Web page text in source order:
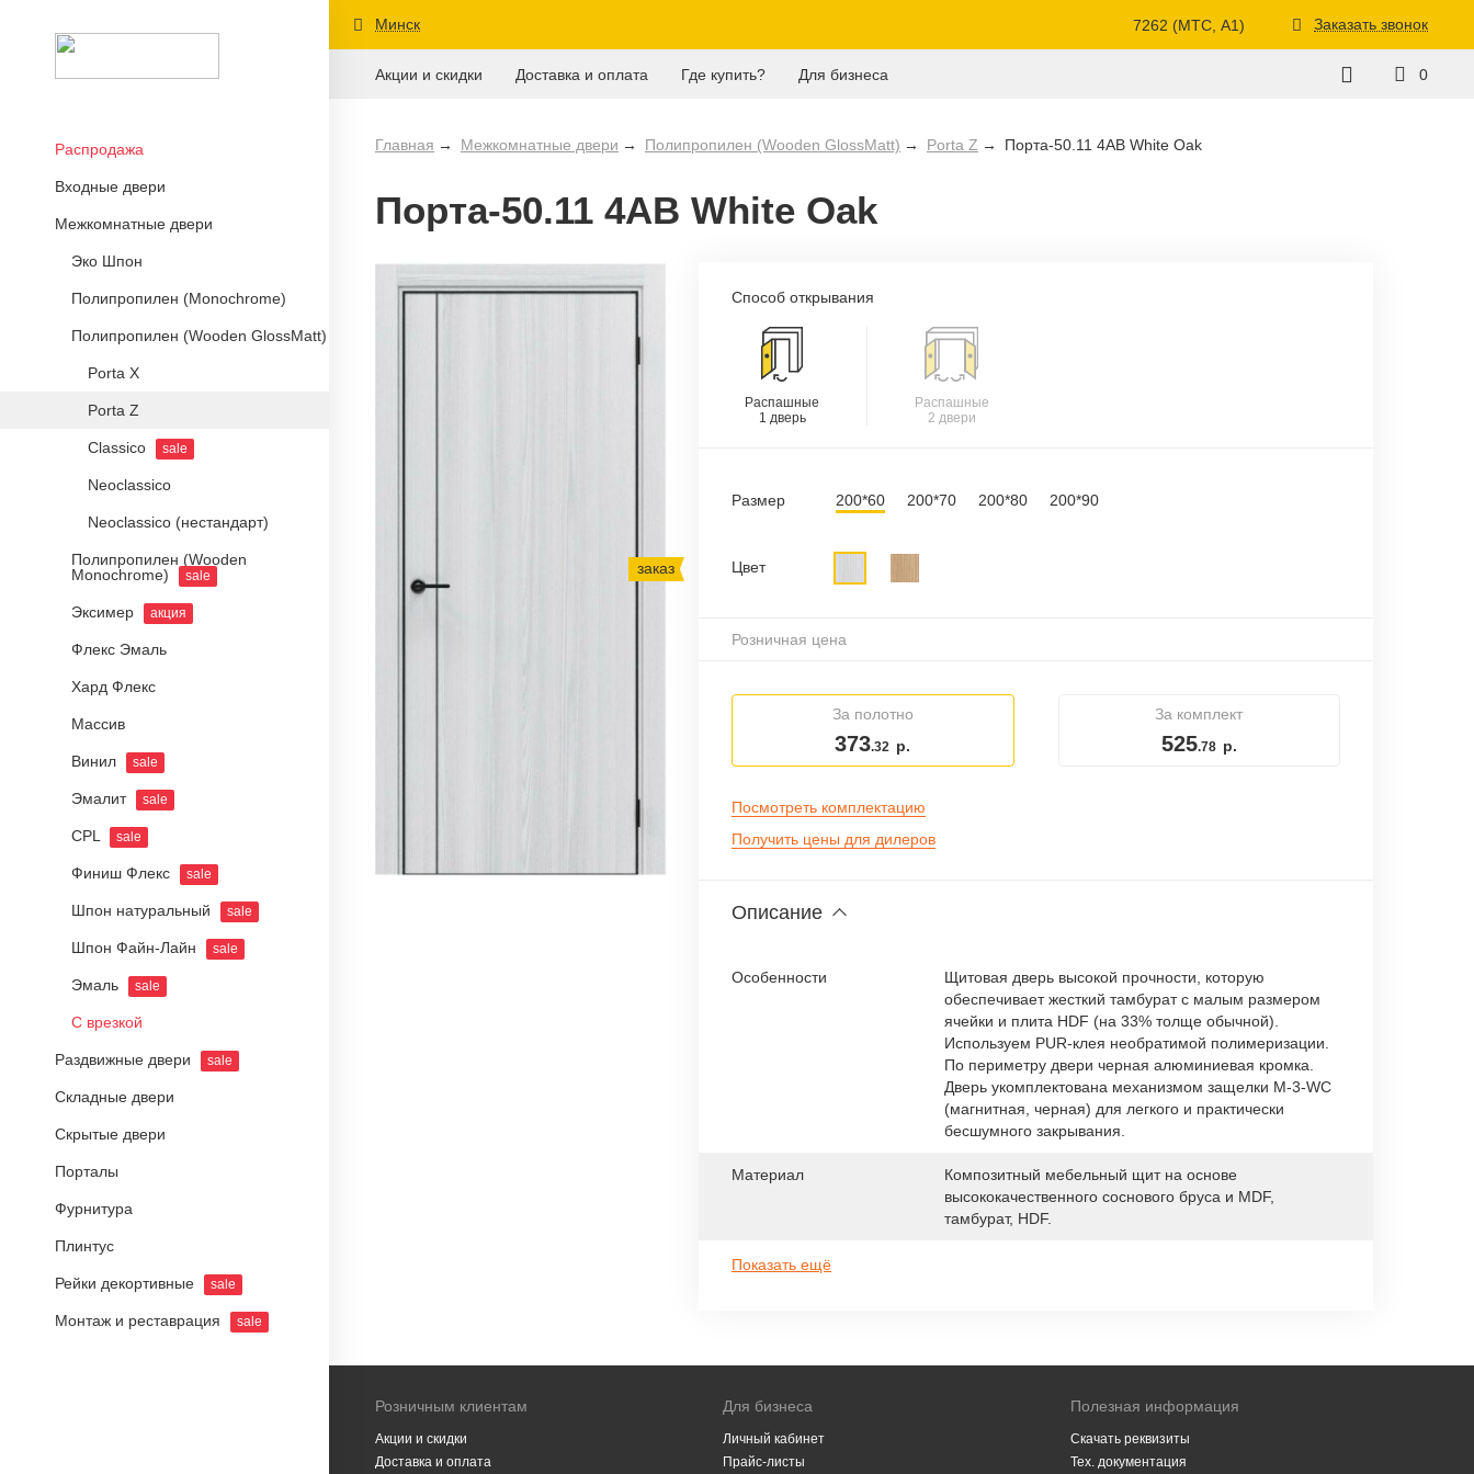
Распродажа
Входные двери
Межкомнатные двери
Эко Шпон
Полипропилен (Monochrome)
Полипропилен (Wooden GlossMatt)
Porta X
Porta Z
Classico sale
Neoclassico
Neoclassico (нестандарт)
Полипропилен (Wooden
Monochrome)
sale
Эксимер акция
Флекс Эмаль
Хард Флекс
Массив
Винил sale
Эмалит sale
CPL sale
Финиш Флекс sale
Шпон натуральный sale
Шпон Файн-Лайн sale
Эмаль sale
С врезкой
Раздвижные двери sale
Складные двери
Скрытые двери
Порталы
Фурнитура
Плинтус
Рейки декортивные sale
Монтаж и реставрация sale
Минск 7262 (МТС, A1) Заказать звонок
Акции и скидки Доставка и оплата Где купить? Для бизнеса 0
Главная Межкомнатные двери Полипропилен (Wooden GlossMatt) Porta Z Порта-50.11 4AB White Oak
Порта-50.11 4AB White Oak
заказ
Способ открывания
Распашные
1 дверь
Распашные
2 двери
Размер 200*60 200*70 200*80 200*90
Цвет
Розничная цена
За полотно
373.32 р.
За комплект
525.78 р.
Посмотреть комплектацию
Получить цены для дилеров
Описание
Особенности
Щитовая дверь высокой прочности, которую
обеспечивает жесткий тамбурат с малым размером
ячейки и плита HDF (на 33% толще обычной).
Используем PUR-клея необратимой полимеризации.
По периметру двери черная алюминиевая кромка.
Дверь укомплектована механизмом защелки M-3-WC
(магнитная, черная) для легкого и практически
бесшумного закрывания.
Материал
Композитный мебельный щит на основе
высококачественного соснового бруса и MDF,
тамбурат, HDF.
Показать ещё
Розничным клиентам
Акции и скидки
Доставка и оплата
Для бизнеса
Личный кабинет
Прайс-листы
Полезная информация
Скачать реквизиты
Тех. документация